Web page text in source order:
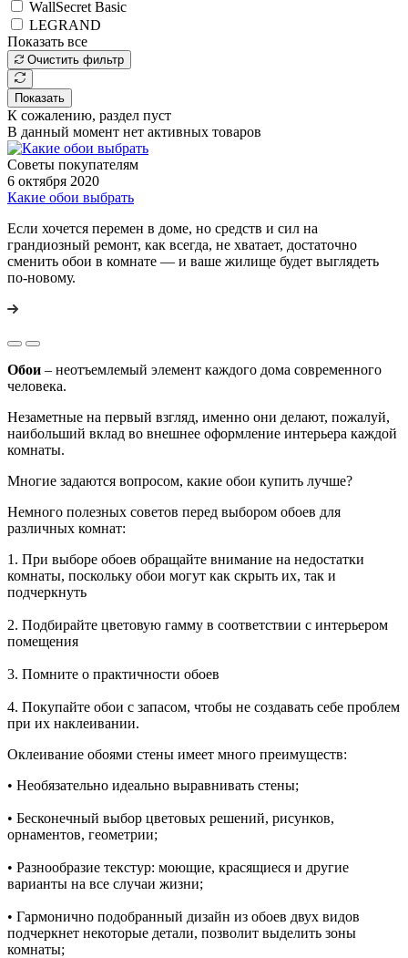
WallSecret Basic
LEGRAND
Показать все
Очистить фильтр
Показать
К сожалению, раздел пуст
В данный момент нет активных товаров
Советы покупателям
6 октября 2020
Какие обои выбрать
Если хочется перемен в доме, но средств и сил на
грандиозный ремонт, как всегда, не хватает, достаточно
сменить обои в комнате — и ваше жилище будет выглядеть
по-новому.
Обои – неотъемлемый элемент каждого дома современного
человека.
Незаметные на первый взгляд, именно они делают, пожалуй,
наибольший вклад во внешнее оформление интерьера каждой
комнаты.
Многие задаются вопросом, какие обои купить лучше?
Немного полезных советов перед выбором обоев для
различных комнат:
1. При выборе обоев обращайте внимание на недостатки
комнаты, поскольку обои могут как скрыть их, так и
подчеркнуть
2. Подбирайте цветовую гамму в соответствии с интерьером
помещения
3. Помните о практичности обоев
4. Покупайте обои с запасом, чтобы не создавать себе проблем
при их наклеивании.
Оклеивание обоями стены имеет много преимуществ:
• Необязательно идеально выравнивать стены;
• Бесконечный выбор цветовых решений, рисунков,
орнаментов, геометрии;
• Разнообразие текстур: моющие, красящиеся и другие
варианты на все случаи жизни;
• Гармонично подобранный дизайн из обоев двух видов
подчеркнет некоторые детали, позволит выделить зоны
комнаты;